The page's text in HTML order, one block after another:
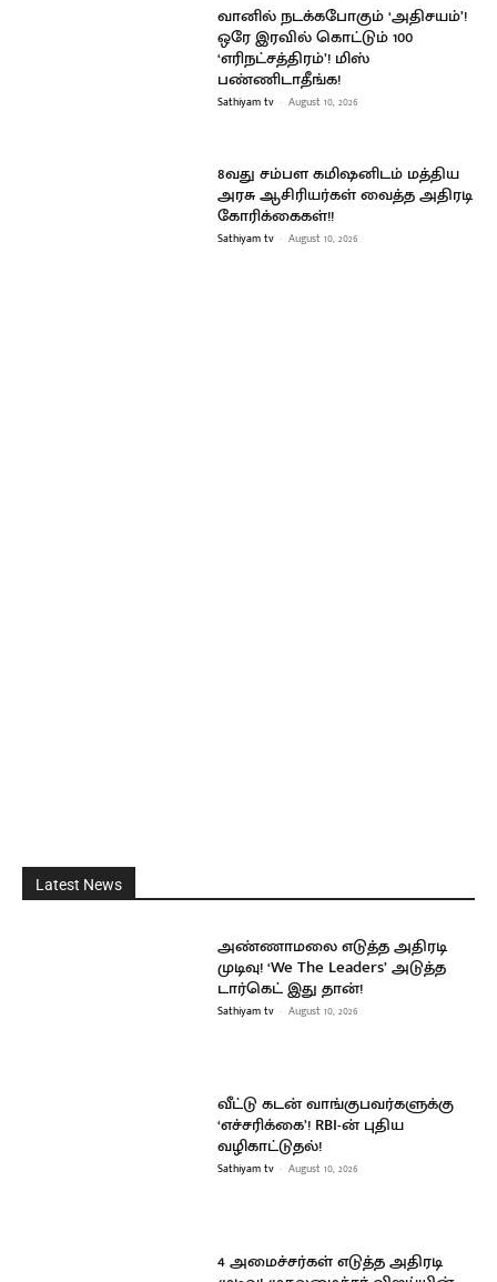
வானில் நடக்கபோகும் ‘அதிசயம்’!
ஒரே இரவில் கொட்டும் 100
‘எரிநட்சத்திரம்’! மிஸ்
பண்ணிடாதீங்க!
Sathiyam tv - August 10, 2026
8வது சம்பள கமிஷனிடம் மத்திய
அரசு ஆசிரியர்கள் வைத்த அதிரடி
கோரிக்கைகள்!!
Sathiyam tv - August 10, 2026
Latest News
அண்ணாமலை எடுத்த அதிரடி
முடிவு! ‘We The Leaders’ அடுத்த
டார்கெட் இது தான்!
Sathiyam tv - August 10, 2026
வீட்டு கடன் வாங்குபவர்களுக்கு
‘எச்சரிக்கை’! RBI-ன் புதிய
வழிகாட்டுதல்!
Sathiyam tv - August 10, 2026
4 அமைச்சர்கள் எடுத்த அதிரடி